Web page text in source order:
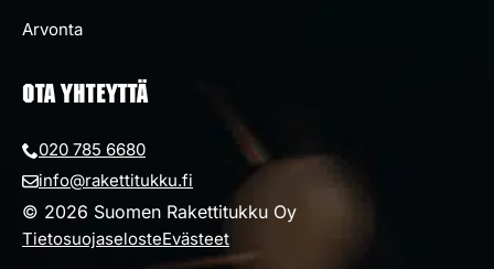
© 2026 Suomen Rakettitukku Oy
TietosuojaselosteEvästeet
Arvonta
OTA YHTEYTTÄ
020 785 6680
info@rakettitukku.fi